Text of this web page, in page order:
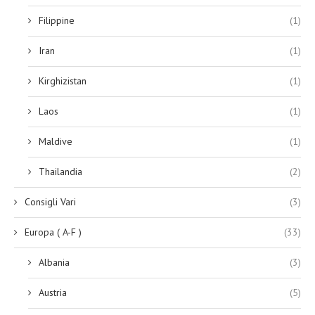
Filippine (1)
Iran (1)
Kirghizistan (1)
Laos (1)
Maldive (1)
Thailandia (2)
Consigli Vari (3)
Europa ( A-F ) (33)
Albania (3)
Austria (5)